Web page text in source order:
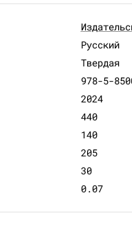
Русский
Твердая
978-5-
2024
440
140
205
30
0.07